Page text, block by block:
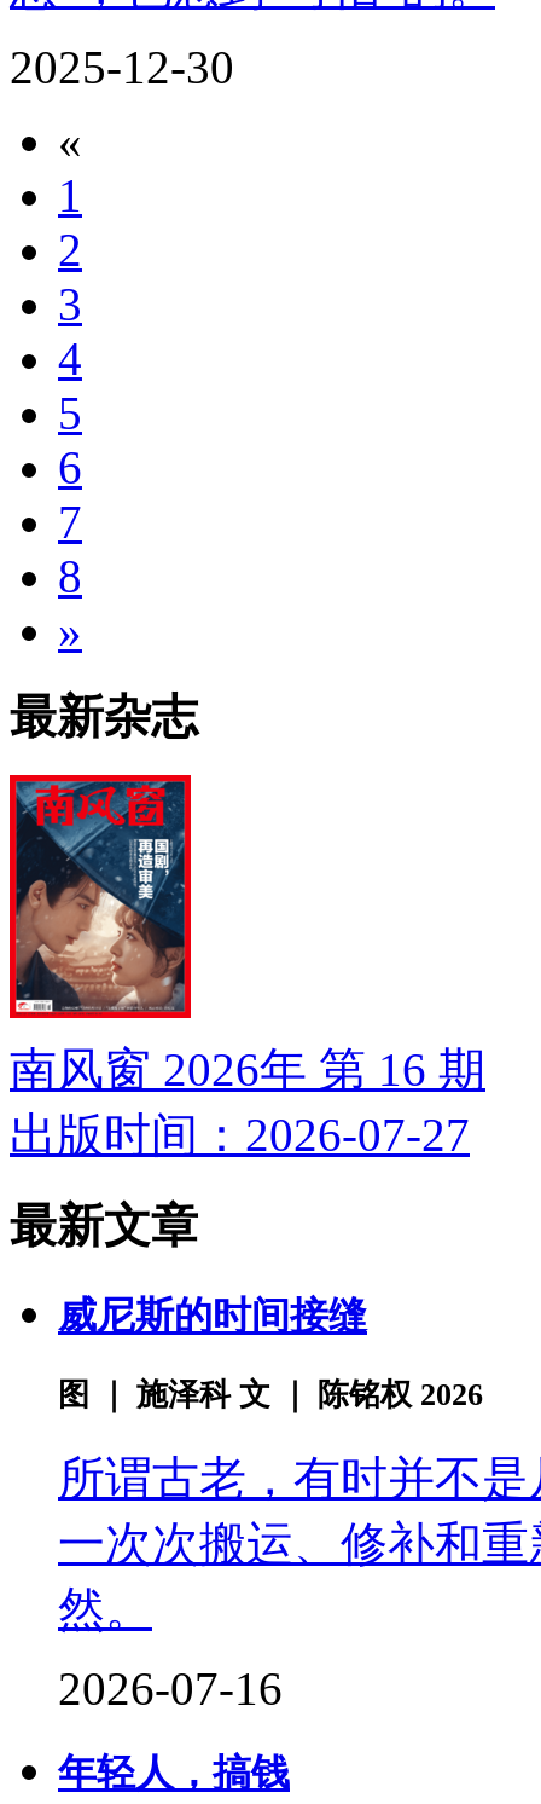
2025-12-30
«
1
2
3
4
5
6
7
8
»
最新杂志
南风窗 2026年 第 16 期
出版时间：2026-07-27
最新文章
威尼斯的时间接缝
图 ｜ 施泽科 文 ｜ 陈铭权 2026
所谓古老，有时并不
一次次搬运、修补和
然。
2026-07-16
年轻人，搞钱